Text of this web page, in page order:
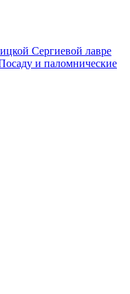
Сергиевой лавре
и паломнические